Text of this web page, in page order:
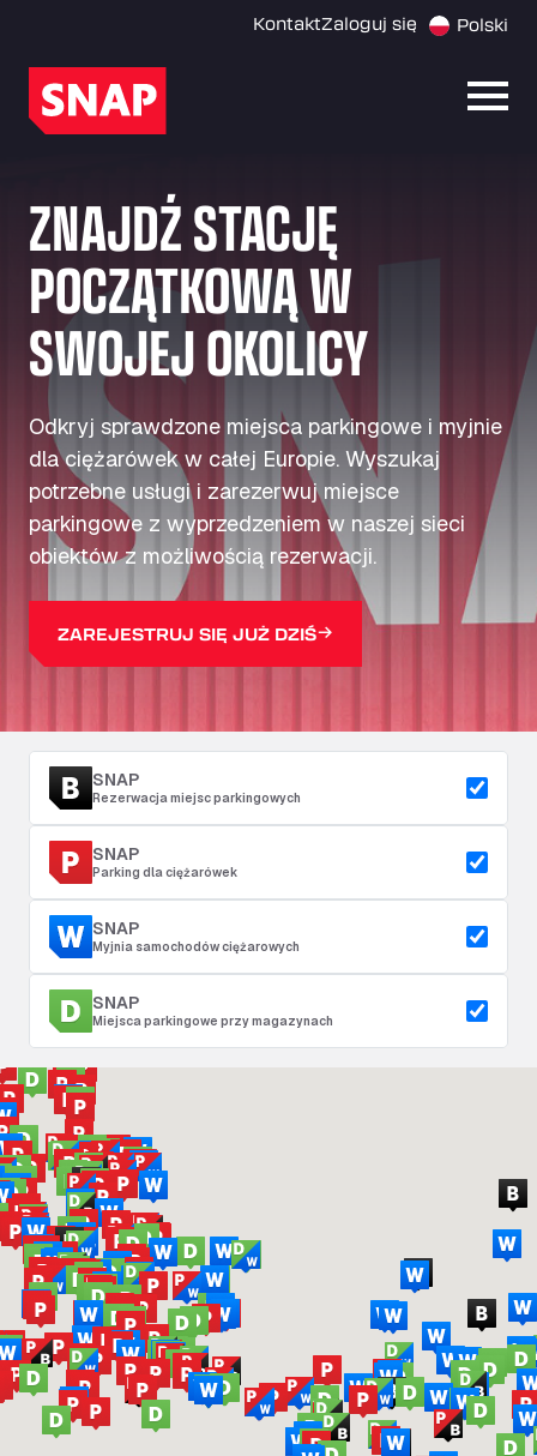
KontaktZaloguj się Polski
ZNAJDŹ STACJĘ
POCZĄTKOWĄ W
SWOJEJ OKOLICY
Odkryj sprawdzone miejsca parkingowe i myjnie
dla ciężarówek w całej Europie. Wyszukaj
potrzebne usługi i zarezerwuj miejsce
parkingowe z wyprzedzeniem w naszej sieci
obiektów z możliwością rezerwacji.
ZAREJESTRUJ SIĘ JUŻ DZIŚ
SNAP
Rezerwacja miejsc parkingowych
SNAP
Parking dla ciężarówek
SNAP
Myjnia samochodów ciężarowych
SNAP
Miejsca parkingowe przy magazynach